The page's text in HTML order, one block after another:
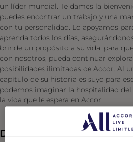
un líder mundial. Te damos la
puedes encontrar un trabajo y una
con tu personalidad. Lo apoyamos
aprenda todos los días,
brinde un propósito a su vida, para
con nosotros, pueda continuar
posibilidades ilimitadas de Accor. Al
capítulo de su historia es suyo para
podemos imaginar la hospitalidad del
la vida que le espera en Accor.
Descripción del empleo